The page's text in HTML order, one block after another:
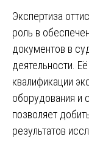
Экспертиза
роль в
документов в
деятельности.
квалификации
оборудования и
позволяет
результатов